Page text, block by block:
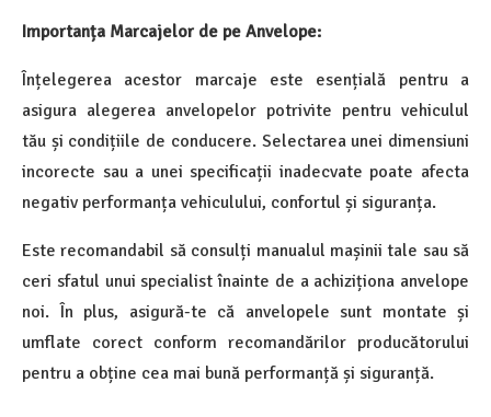
Importanța Marcajelor de pe Anvelope:
Înțelegerea acestor marcaje este esențială pentru a
asigura alegerea anvelopelor potrivite pentru vehiculul
tău și condițiile de conducere. Selectarea unei dimensiuni
incorecte sau a unei specificații inadecvate poate afecta
negativ performanța vehiculului, confortul și siguranța.
Este recomandabil să consulți manualul mașinii tale sau să
ceri sfatul unui specialist înainte de a achiziționa anvelope
noi. În plus, asigură-te că anvelopele sunt montate și
umflate corect conform recomandărilor producătorului
pentru a obține cea mai bună performanță și siguranță.